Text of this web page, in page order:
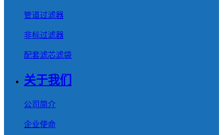
管道过滤器
非标过滤器
配套滤芯滤袋
关于我们
公司简介
企业使命